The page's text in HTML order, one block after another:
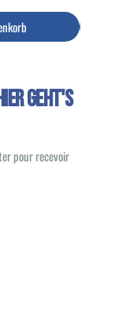
GEHT'S
pour recevoir